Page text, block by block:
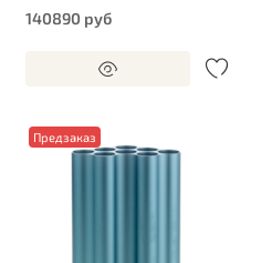
140890 руб
Предзаказ